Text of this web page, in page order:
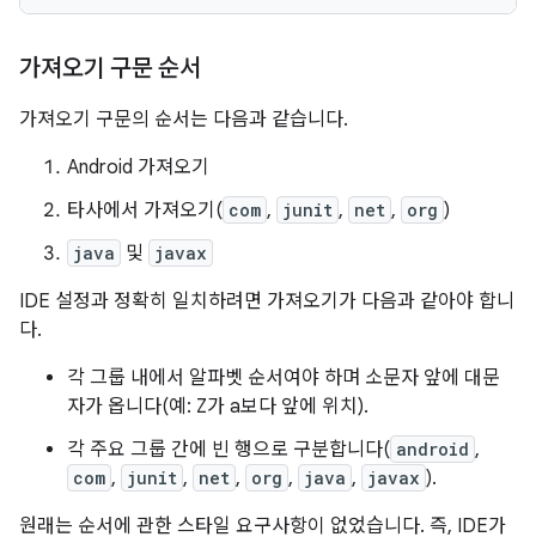
가져오기 구문 순서
가져오기 구문의 순서는 다음과 같습니다.
Android 가져오기
타사에서 가져오기( com , junit , net , org )
java 및 javax
IDE 설정과 정확히 일치하려면 가져오기가 다음과 같아야 합니
다.
각 그룹 내에서 알파벳 순서여야 하며 소문자 앞에 대문
자가 옵니다(예: Z가 a보다 앞에 위치).
각 주요 그룹 간에 빈 행으로 구분합니다( android ,
com , junit , net , org , java , javax ).
원래는 순서에 관한 스타일 요구사항이 없었습니다. 즉, IDE가